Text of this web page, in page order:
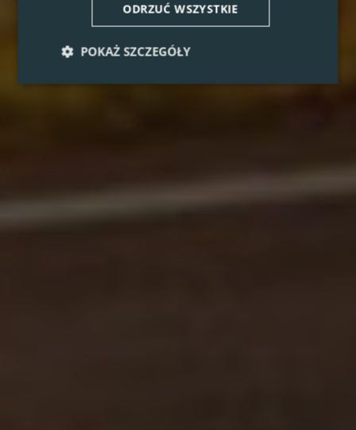
ODRZUĆ WSZYSTKIE
POKAŻ SZCZEGÓŁY